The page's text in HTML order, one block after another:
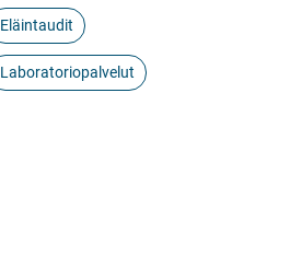
Eläintaudit
Laboratoriopalvelut